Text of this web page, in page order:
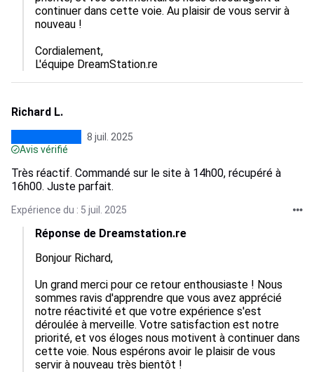
continuer dans cette voie. Au plaisir de vous servir à
nouveau !
Cordialement,
L'équipe DreamStation.re
Richard L.
8 juil. 2025
Avis vérifié
Très réactif. Commandé sur le site à 14h00, récupéré à
16h00. Juste parfait.
Expérience du : 5 juil. 2025
Réponse de Dreamstation.re
Bonjour Richard,
Un grand merci pour ce retour enthousiaste ! Nous
sommes ravis d'apprendre que vous avez apprécié
notre réactivité et que votre expérience s'est
déroulée à merveille. Votre satisfaction est notre
priorité, et vos éloges nous motivent à continuer dans
cette voie. Nous espérons avoir le plaisir de vous
servir à nouveau très bientôt !